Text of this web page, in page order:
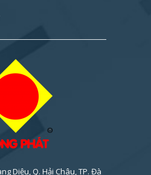
Diệu, Q. Hải Châu, TP. Đà